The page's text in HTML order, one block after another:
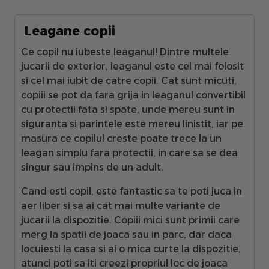
Leagane copii
Ce copil nu iubeste leaganul! Dintre multele
jucarii de exterior, leaganul este cel mai folosit
si cel mai iubit de catre copii. Cat sunt micuti,
copiii se pot da fara grija in leaganul convertibil
cu protectii fata si spate, unde mereu sunt in
siguranta si parintele este mereu linistit, iar pe
masura ce copilul creste poate trece la un
leagan simplu fara protectii, in care sa se dea
singur sau impins de un adult.
Cand esti copil, este fantastic sa te poti juca in
aer liber si sa ai cat mai multe variante de
jucarii la dispozitie. Copiii mici sunt primii care
merg la spatii de joaca sau in parc, dar daca
locuiesti la casa si ai o mica curte la dispozitie,
atunci poti sa iti creezi propriul loc de joaca